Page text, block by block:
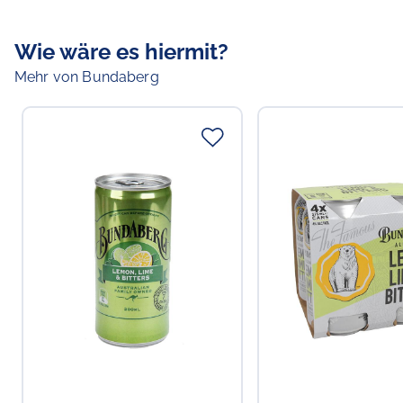
Wie wäre es hiermit?
Mehr von Bundaberg